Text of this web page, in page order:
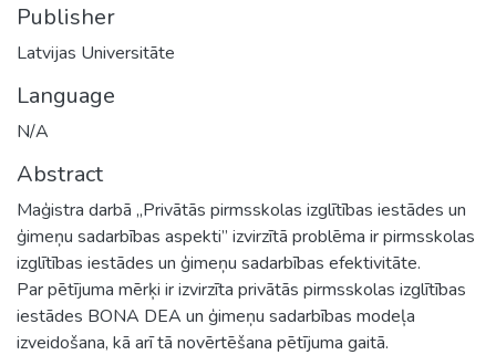
Publisher
Latvijas Universitāte
Language
N/A
Abstract
Maģistra darbā „Privātās pirmsskolas izglītības iestādes un
ģimeņu sadarbības aspekti” izvirzītā problēma ir pirmsskolas
izglītības iestādes un ģimeņu sadarbības efektivitāte.
Par pētījuma mērķi ir izvirzīta privātās pirmsskolas izglītības
iestādes BONA DEA un ģimeņu sadarbības modeļa
izveidošana, kā arī tā novērtēšana pētījuma gaitā.